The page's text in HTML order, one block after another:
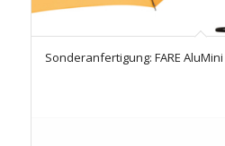
Sonderanfertigung: FARE